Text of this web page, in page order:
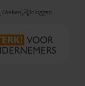
Zoeken Inloggen
vanaf september 2026